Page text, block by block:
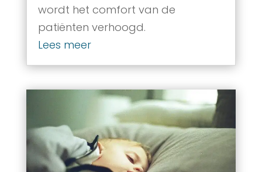
wordt het comfort van de
patiënten verhoogd.
Lees meer